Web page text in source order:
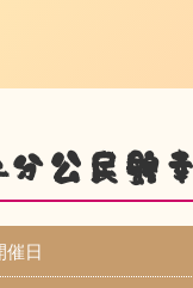
分公民館
催日